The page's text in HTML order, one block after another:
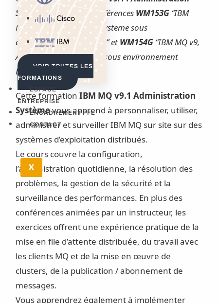
Cisco
IBM
VOIR TOUTES LES
FORMATIONS
ESPACE
ENTREPRISE
ENCADREMENT PFE
CONTACT
X
Systèmeremplace les références WM153G “IBM
MQ v9, Administration Systeme sous
environnement Windows” et WM154G “IBM MQ v9,
Administration Système sous environnement
Linux”.
Cette formation IBM MQ v9.1 Administration
Systèmevous apprend à personnaliser, utiliser,
administrer et surveiller IBM MQ sur site sur des
systèmes d’exploitation distribués.
Le cours couvre la configuration,
l’administration quotidienne, la résolution des
problèmes, la gestion de la sécurité et la
surveillance des performances. En plus des
conférences animées par un instructeur, les
exercices offrent une expérience pratique de la
mise en file d’attente distribuée, du travail avec
les clients MQ et de la mise en œuvre de
clusters, de la publication / abonnement de
messages.
Vous apprendrez également à implémenter